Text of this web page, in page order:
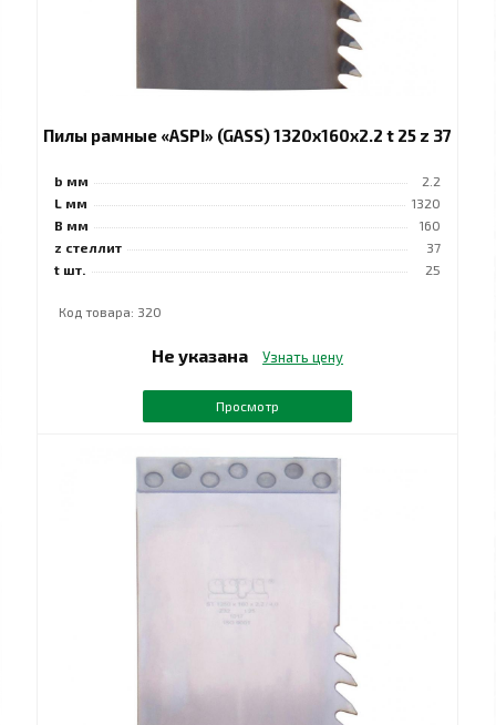
Пилы рамные «ASPI» (GASS) 1320x160x2.2 t 25 z 37
b мм
2.2
L мм
1320
B мм
160
z стеллит
37
t шт.
25
Код товара: 320
Не указана Узнать цену
Просмотр